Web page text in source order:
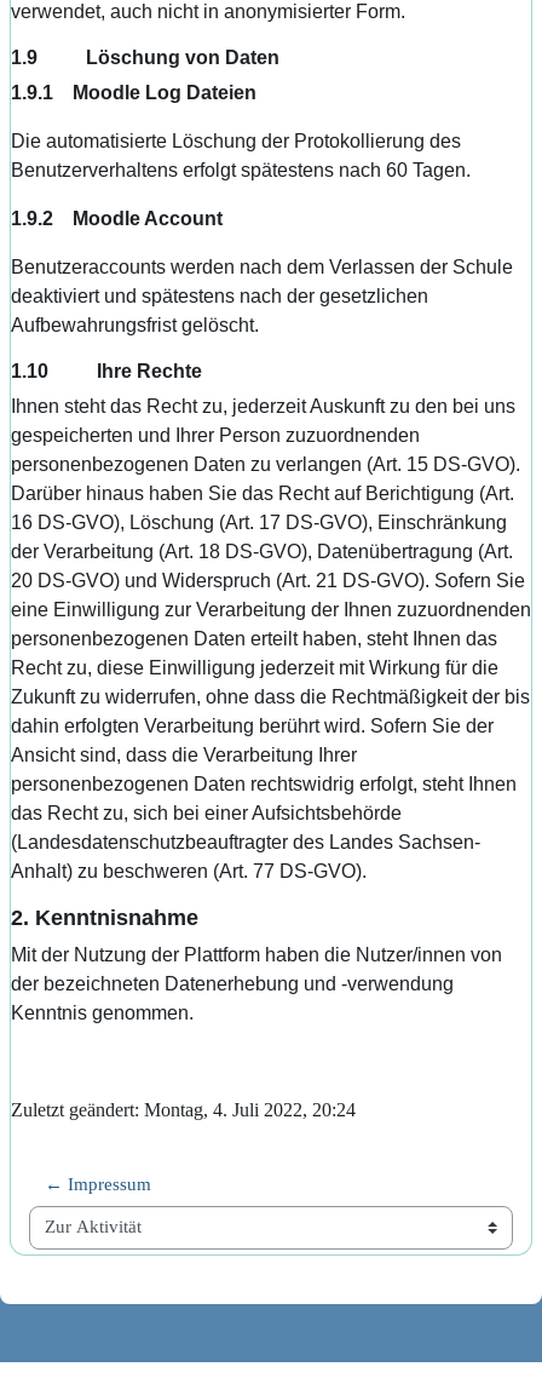
verwendet, auch nicht in anonymisierter Form.
1.9 Löschung von Daten
1.9.1 Moodle Log Dateien
Die automatisierte Löschung der Protokollierung des
Benutzerverhaltens erfolgt spätestens nach 60 Tagen.
1.9.2 Moodle Account
Benutzeraccounts werden nach dem Verlassen der Schule
deaktiviert und spätestens nach der gesetzlichen
Aufbewahrungsfrist gelöscht.
1.10 Ihre Rechte
Ihnen steht das Recht zu, jederzeit Auskunft zu den bei uns
gespeicherten und Ihrer Person zuzuordnenden
personenbezogenen Daten zu verlangen (Art. 15 DS-GVO).
Darüber hinaus haben Sie das Recht auf Berichtigung (Art.
16 DS-GVO), Löschung (Art. 17 DS-GVO), Einschränkung
der Verarbeitung (Art. 18 DS-GVO), Datenübertragung (Art.
20 DS-GVO) und Widerspruch (Art. 21 DS‑GVO). Sofern Sie
eine Einwilligung zur Verarbeitung der Ihnen zuzuordnenden
personenbezogenen Daten erteilt haben, steht Ihnen das
Recht zu, diese Einwilligung jederzeit mit Wirkung für die
Zukunft zu widerrufen, ohne dass die Rechtmäßigkeit der bis
dahin erfolgten Verarbeitung berührt wird. Sofern Sie der
Ansicht sind, dass die Verarbeitung Ihrer
personenbezogenen Daten rechtswidrig erfolgt, steht Ihnen
das Recht zu, sich bei einer Aufsichtsbehörde
(Landesdatenschutzbeauftragter des Landes Sachsen-
Anhalt) zu beschweren (Art. 77 DS-GVO).
2. Kenntnisnahme
Mit der Nutzung der Plattform haben die Nutzer/innen von
der bezeichneten Datenerhebung und ‑verwendung
Kenntnis genommen.
Zuletzt geändert: Montag, 4. Juli 2022, 20:24
← Impressum
Zur Aktivität